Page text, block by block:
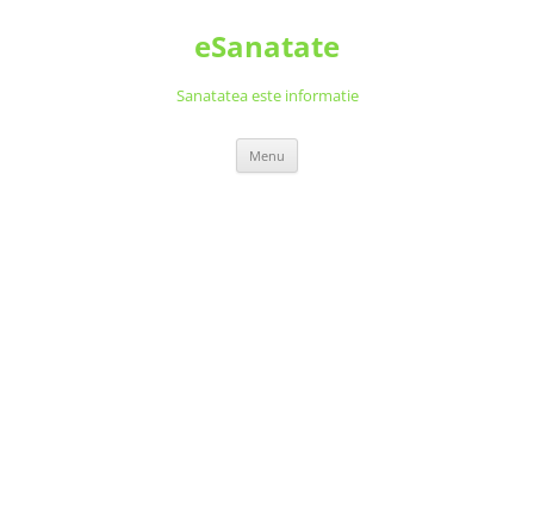
eSanatate
Sanatatea este informatie
Menu